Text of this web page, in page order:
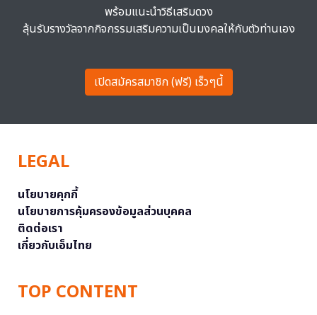
พร้อมแนะนำวิธีเสริมดวง
ลุ้นรับรางวัลจากกิจกรรมเสริมความเป็นมงคลให้กับตัวท่านเอง
เปิดสมัครสมาชิก (ฟรี) เร็วๆนี้
LEGAL
นโยบายคุกกี้
นโยบายการคุ้มครองข้อมูลส่วนบุคคล
ติดต่อเรา
เกี่ยวกับเอ็มไทย
TOP CONTENT